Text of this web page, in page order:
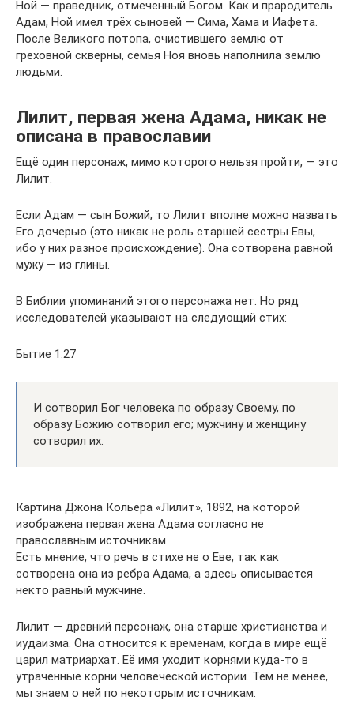
Ной — праведник, отмеченный Богом. Как и прародитель
Адам, Ной имел трёх сыновей — Сима, Хама и Иафета.
После Великого потопа, очистившего землю от
греховной скверны, семья Ноя вновь наполнила землю
людьми.
Лилит, первая жена Адама, никак не
описана в православии
Ещё один персонаж, мимо которого нельзя пройти, — это
Лилит.
Если Адам — сын Божий, то Лилит вполне можно назвать
Его дочерью (это никак не роль старшей сестры Евы,
ибо у них разное происхождение). Она сотворена равной
мужу — из глины.
В Библии упоминаний этого персонажа нет. Но ряд
исследователей указывают на следующий стих:
Бытие 1:27
И сотворил Бог человека по образу Своему, по
образу Божию сотворил его; мужчину и женщину
сотворил их.
Картина Джона Кольера «Лилит», 1892, на которой
изображена первая жена Адама согласно не
православным источникам
Есть мнение, что речь в стихе не о Еве, так как
сотворена она из ребра Адама, а здесь описывается
некто равный мужчине.
Лилит — древний персонаж, она старше христианства и
иудаизма. Она относится к временам, когда в мире ещё
царил матриархат. Её имя уходит корнями куда-то в
утраченные корни человеческой истории. Тем не менее,
мы знаем о ней по некоторым источникам: